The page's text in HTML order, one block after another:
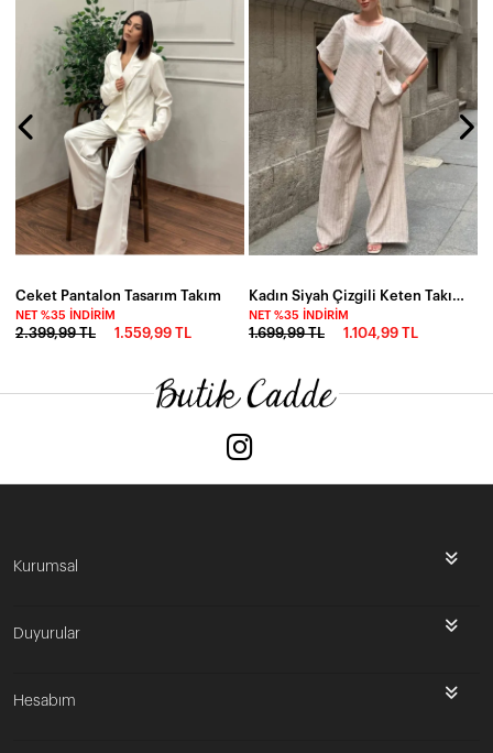
Ceket Pantalon Tasarım Takım
NET %35 İNDIRIM
2.399,99 TL 1.559,99 TL
Kadın Siyah Çizgili Keten Takım
NET %35 İNDIRIM
1.699,99 TL 1.104,99 TL
Kurumsal
Duyurular
Hesabım